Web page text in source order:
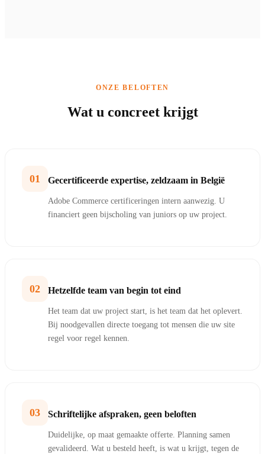
ONZE BELOFTEN
Wat u concreet krijgt
01 Gecertificeerde expertise, zeldzaam in België
Adobe Commerce certificeringen intern aanwezig. U
financiert geen bijscholing van juniors op uw project.
02 Hetzelfde team van begin tot eind
Het team dat uw project start, is het team dat het oplevert.
Bij noodgevallen directe toegang tot mensen die uw site
regel voor regel kennen.
03 Schriftelijke afspraken, geen beloften
Duidelijke, op maat gemaakte offerte. Planning samen
gevalideerd. Wat u besteld heeft, is wat u krijgt, tegen de